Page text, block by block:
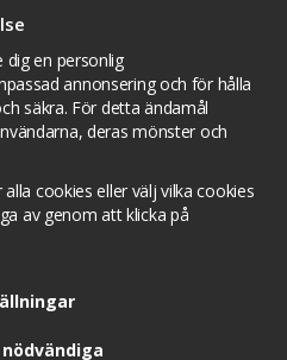
oss
Facebook
sekretesspolicy
Om cookies
dig en personlig
annonsering och för hålla
säkra. För detta ändamål
deras mönster och
cookies eller välj vilka cookies
av genom att klicka på